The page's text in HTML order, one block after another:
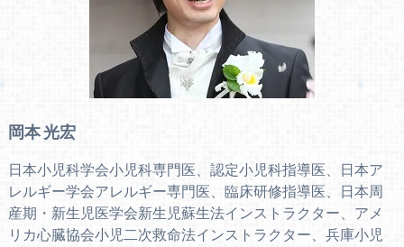
岡本 光宏
日本小児科学会小児科専門医、認定小児科指導医、日本ア
レルギー学会アレルギー専門医、臨床研修指導医、日本周
産期・新生児医学会新生児蘇生法インストラクター、アメ
リカ心臓協会小児二次救命法インストラクター、兵庫小児